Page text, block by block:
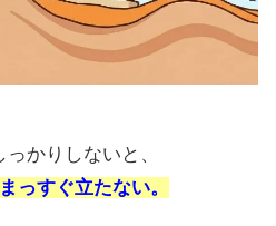
かりしないと、
っすぐ立たない。